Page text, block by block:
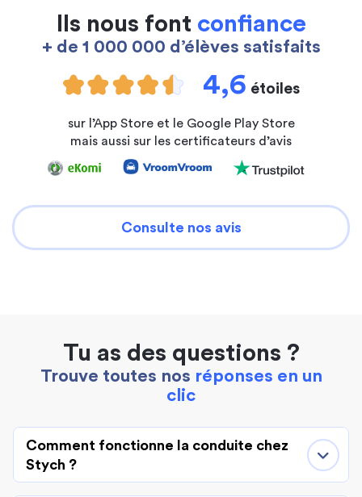
Ils nous font confiance
+ de 1 000 000 d’élèves satisfaits
4,6 étoiles
sur l’App Store et le Google Play Store
mais aussi sur les certificateurs d’avis
Consulte nos avis
Tu as des questions ?
Trouve toutes nos réponses en un
clic
Comment fonctionne la conduite chez
Stych ?